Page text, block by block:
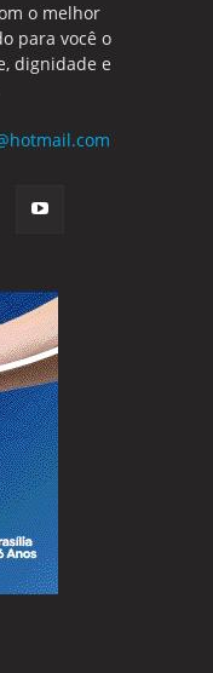
o melhor
para você o
dignidade e